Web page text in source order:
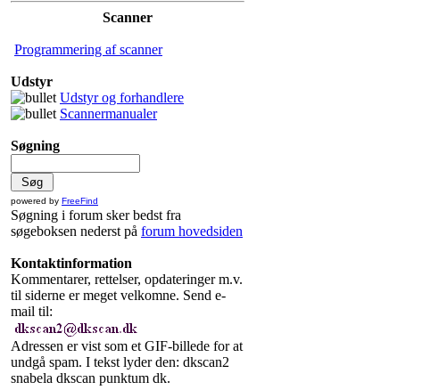
Scanner
Programmering af scanner
Udstyr
Udstyr og forhandlere
Scannermanualer
Søgning
powered by FreeFind
Søgning i forum sker bedst fra
søgeboksen nederst på forum hovedsiden
Kontaktinformation
Kommentarer, rettelser, opdateringer m.v.
til siderne er meget velkomne. Send e-
mail til:
Adressen er vist som et GIF-billede for at
undgå spam. I tekst lyder den: dkscan2
snabela dkscan punktum dk.